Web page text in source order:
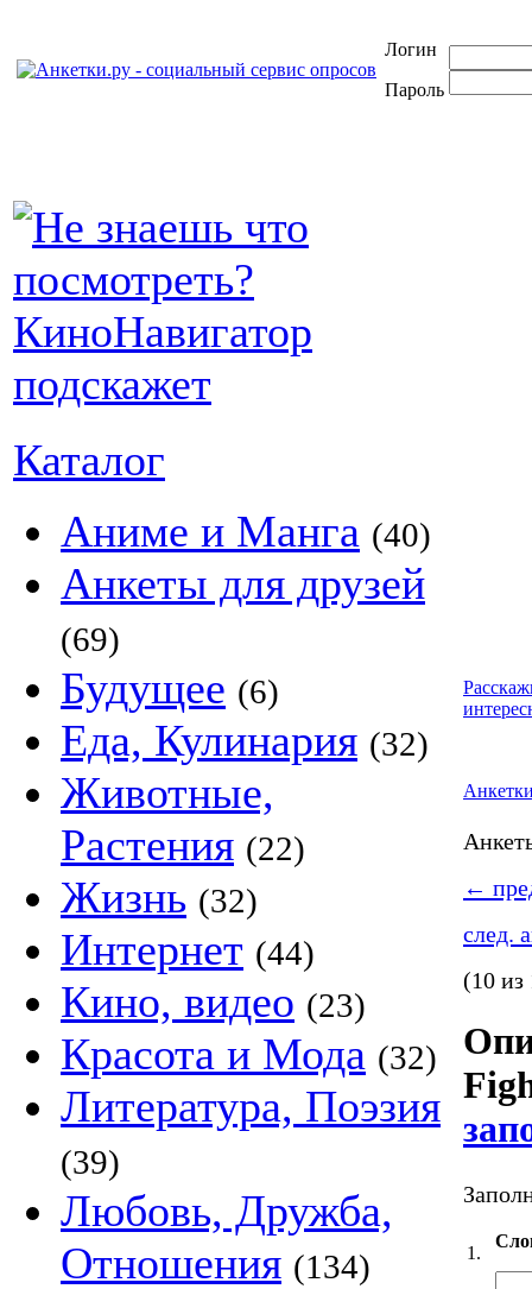
Логин
Пароль
Каталог
Аниме и Манга (40)
Анкеты для друзей
(69)
Будущее (6)
Еда, Кулинария (32)
Животные,
Растения (22)
Жизнь (32)
Интернет (44)
Кино, видео (23)
Красота и Мода (32)
Литература, Поэзия
(39)
Любовь, Дружба,
Отношения (134)
←
след.
(10 из
1.